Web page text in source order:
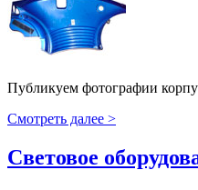
Публикуем фотографии
Смотреть далее >
Световое